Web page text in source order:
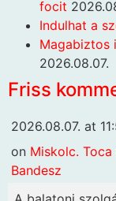
focit
Indulhat a
Magabiztos
2026.08.07.
Friss
2026.08.07. at
on Miskolc.
Bandesz